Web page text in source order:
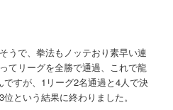
うで、拳法もノッテおり素早い連
てリーグを全勝で通過、これで龍
すが、1リーグ2名通過と4人で決
という結果に終わりました。